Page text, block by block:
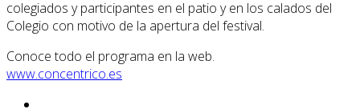
colegiados y participantes en el patio y en los calados del
Colegio con motivo de la apertura del festival.
Conoce todo el programa en la web.
www.concentrico.es